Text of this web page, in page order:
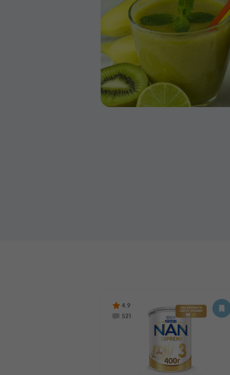
4.9
521